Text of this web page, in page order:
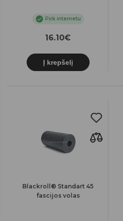
Pirk internetu
16.10€
Į krepšelį
Blackroll® Standart 45
fascijos volas